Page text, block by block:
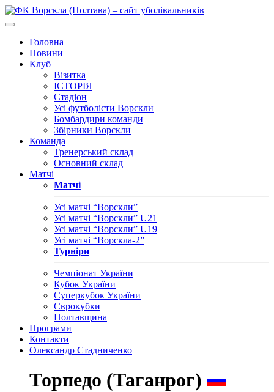
Головна
Новини
Клуб
Візитка
ІСТОРІЯ
Стадіон
Усі футболісти Ворскли
Бомбардири команди
Збірники Ворскли
Команда
Тренерський склад
Основний склад
Матчі
Матчі
Усі матчі “Ворскли”
Усі матчі “Ворскли” U21
Усі матчі “Ворскли” U19
Усі матчі “Ворскла-2”
Турніри
Чемпіонат України
Кубок України
Суперкубок України
Єврокубки
Полтавщина
Програми
Контакти
Олександр Стадниченко
Торпедо (Таганрог)